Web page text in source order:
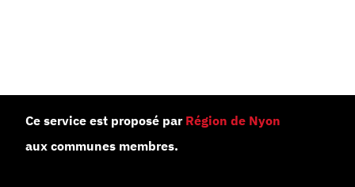
Ce service est proposé par Région de Nyon
aux communes membres.